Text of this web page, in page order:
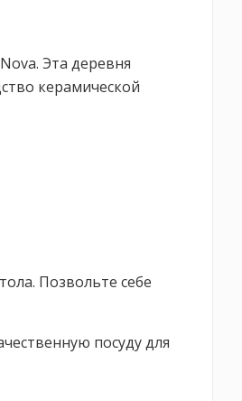
Эта деревня
керамической
Позвольте себе
посуду для